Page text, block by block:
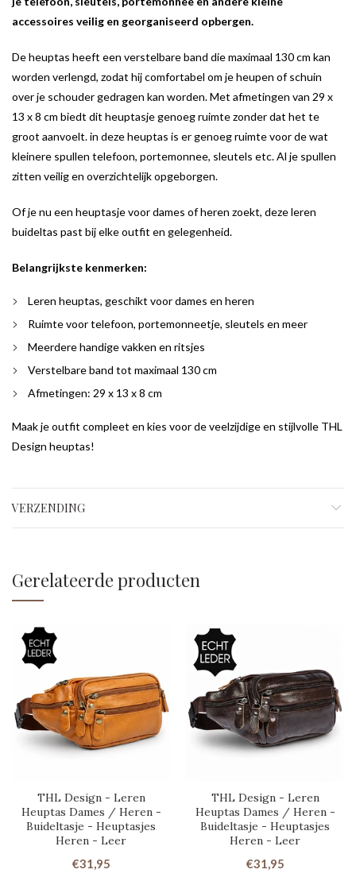
accessoires veilig en georganiseerd opbergen.
De heuptas heeft een verstelbare band die maximaal 130 cm kan
worden verlengd, zodat hij comfortabel om je heupen of schuin
over je schouder gedragen kan worden. Met afmetingen van 29 x
13 x 8 cm biedt dit heuptasje genoeg ruimte zonder dat het te
groot aanvoelt. in deze heuptas is er genoeg ruimte voor de wat
kleinere spullen telefoon, portemonnee, sleutels etc. Al je spullen
zitten veilig en overzichtelijk opgeborgen.
Of je nu een heuptasje voor dames of heren zoekt, deze leren
buideltas past bij elke outfit en gelegenheid.
Belangrijkste kenmerken:
Leren heuptas, geschikt voor dames en heren
Ruimte voor telefoon, portemonneetje, sleutels en meer
Meerdere handige vakken en ritsjes
Verstelbare band tot maximaal 130 cm
Afmetingen: 29 x 13 x 8 cm
Maak je outfit compleet en kies voor de veelzijdige en stijlvolle THL
Design heuptas!
VERZENDING
Gerelateerde producten
THL Design - Leren
Heuptas Dames / Heren -
Buideltasje - Heuptasjes
Heren - Leer
€31,95
THL Design - Leren
Heuptas Dames / Heren -
Buideltasje - Heuptasjes
Heren - Leer
€31,95